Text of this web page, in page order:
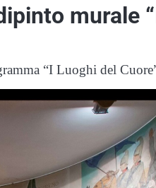
murale
“I Luoghi del